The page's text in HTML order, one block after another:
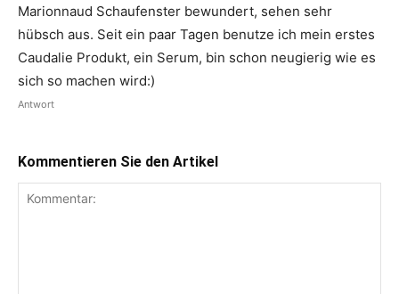
Marionnaud Schaufenster bewundert, sehen sehr
hübsch aus. Seit ein paar Tagen benutze ich mein erstes
Caudalie Produkt, ein Serum, bin schon neugierig wie es
sich so machen wird:)
Antwort
Kommentieren Sie den Artikel